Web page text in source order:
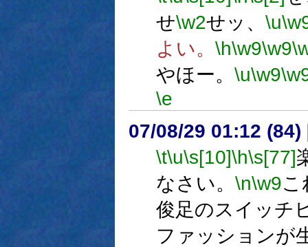
せ\w2せッ、 \u
よい。 \h\w9\w9
やほー。 \u\w9
\e
07/08/29 01:12 (84)
\t\u\s[10]\h\s[77]
なさい。 \n\w9こ
俊足のスイッチ
ファッションが